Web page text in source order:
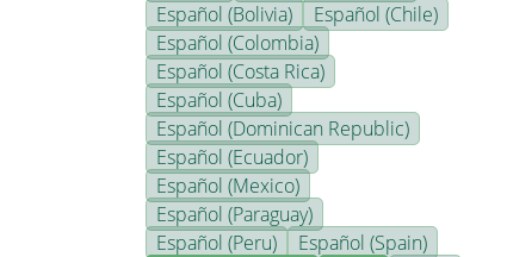
Español (Bolivia)
Español (Chile)
Español (Colombia)
Español (Costa Rica)
Español (Cuba)
Español (Dominican Republic)
Español (Ecuador)
Español (Mexico)
Español (Paraguay)
Español (Peru)
Español (Spain)